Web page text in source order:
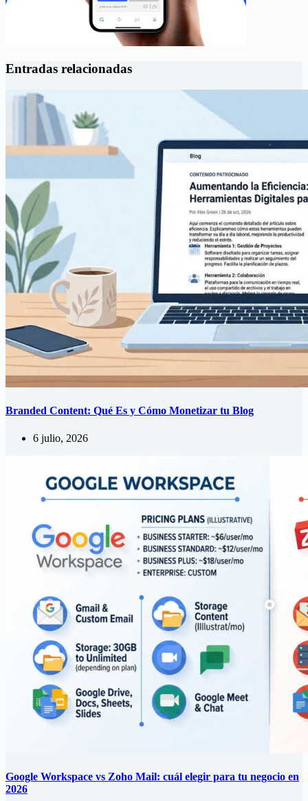
Entradas relacionadas
Branded Content: Qué Es y Cómo Monetizar tu Blog
6 julio, 2026
Google Workspace vs Zoho Mail: cuál elegir para tu negocio en
2026